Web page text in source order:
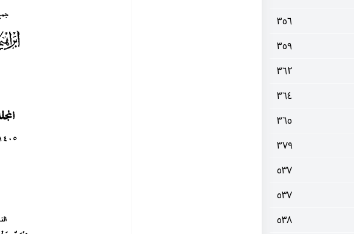
٣٥٦
٣٥٩
٣٦٢
٣٦٤
٣٦٥
٣٧٩
٥٣٧
٥٣٧
٥٣٨